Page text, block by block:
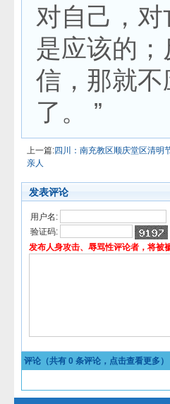
对自己，
是应该的
信，那就
了。 ”
上一篇:四川：南充教区顺庆堂区清明
亲人
发表评论
用户名:
验证码:
发布人身攻击、辱骂性评论者，将被
评论（共有 0 条评论，点击查看更多）